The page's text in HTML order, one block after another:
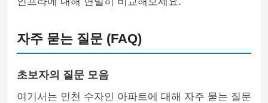
자주 묻는 질문 (FAQ)
초보자의 질문 모음
여기서는 인천 수자인 아파트에 대해 자주 묻는 질문